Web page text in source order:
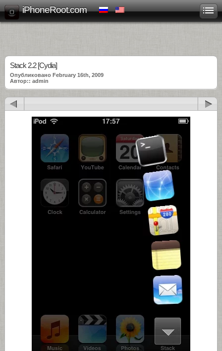
iPhoneRoot.com
Stack 2.2 [Cydia]
Опубликовано February 16th, 2009
Автор:: admin